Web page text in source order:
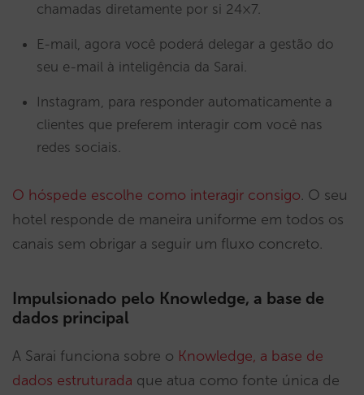
chamadas diretamente por si 24×7.
E-mail, agora você poderá delegar a gestão do
seu e-mail à inteligência da Sarai.
Instagram, para responder automaticamente a
clientes que preferem interagir com você nas
redes sociais.
O hóspede escolhe como interagir consigo. O seu
hotel responde de maneira uniforme em todos os
canais sem obrigar a seguir um fluxo concreto.
Impulsionado pelo Knowledge, a base de
dados principal
A Sarai funciona sobre o Knowledge, a base de
dados estruturada que atua como fonte única de